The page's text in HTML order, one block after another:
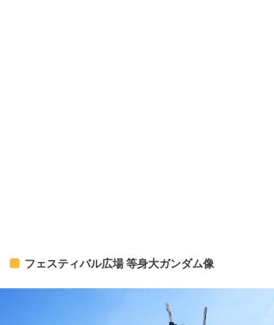
フェスティバル広場 等身大ガンダム像